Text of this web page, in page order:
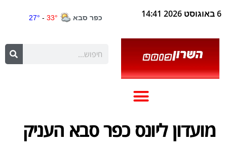
6 באוגוסט 2026 14:41
מועדון ליונס כפר סבא העניק